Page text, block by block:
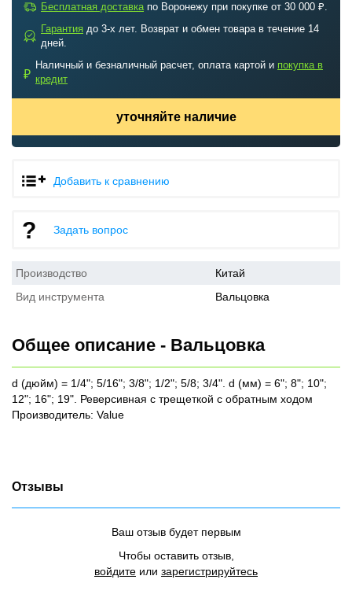
a Бесплатная доставкапо Воронежу при покупке от 30 000 ₽.
b
Гарантия до 3-х лет. Возврат и обмен товара в течение 14
дней.
₽
Наличный и безналичный расчет, оплата картой и покупка в
кредит
уточняйте наличие
Добавить к сравнению
Задать вопрос
Производство
Китай
Вид инструмента
Вальцовка
Общее описание - Вальцовка
d (дюйм) = 1/4"; 5/16"; 3/8"; 1/2"; 5/8; 3/4". d (мм) = 6"; 8"; 10";
12"; 16"; 19". Реверсивная с трещеткой с обратным ходом
Производитель: Value
Отзывы
Ваш отзыв будет первым
Чтобы оставить отзыв,
войдите или зарегистрируйтесь